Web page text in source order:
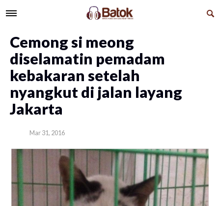
Cemong si meong
diselamatin pemadam
kebakaran setelah
nyangkut di jalan layang
Jakarta
Mar 31, 2016